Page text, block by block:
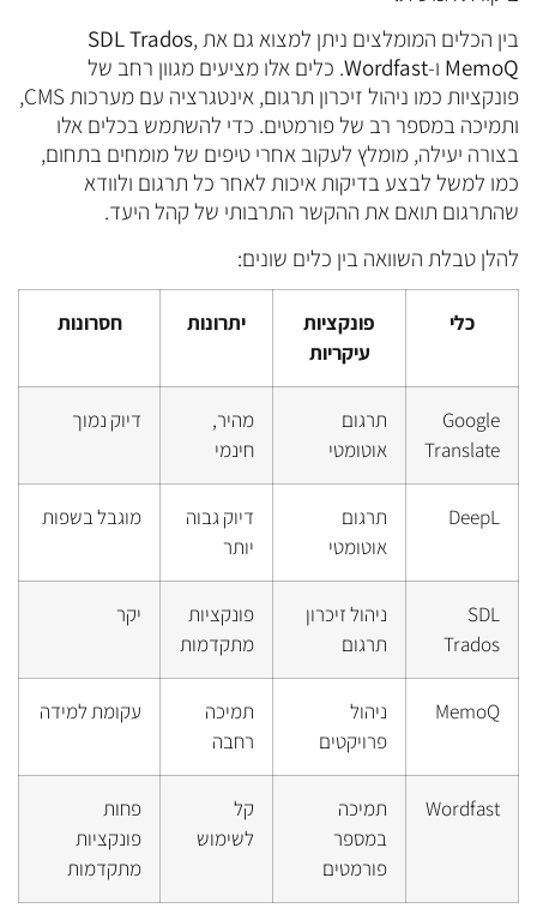
בין הכלים המומלצים ניתן למצוא גם את SDL Trados,
MemoQ ו-Wordfast. כלים אלו מציעים מגוון רחב של
פונקציות כמו ניהול זיכרון תרגום, אינטגרציה עם מערכות CMS,
ותמיכה במספר רב של פורמטים. כדי להשתמש בכלים אלו
בצורה יעילה, מומלץ לעקוב אחרי טיפים של מומחים בתחום,
כמו למשל לבצע בדיקות איכות לאחר כל תרגום ולוודא
שהתרגום תואם את ההקשר התרבותי של קהל היעד.
להלן טבלת השוואה בין כלים שונים:
כלי
פונקציות
עיקריות
יתרונות חסרונות
Google
Translate
תרגום
אוטומטי
מהיר,
חינמי
דיוק נמוך
DeepL
תרגום
אוטומטי
דיוק גבוה
יותר
מוגבל בשפות
SDL
Trados
ניהול זיכרון
תרגום
פונקציות
מתקדמות
יקר
MemoQ
ניהול
פרויקטים
תמיכה
רחבה
עקומת למידה
Wordfast
תמיכה
במספר
פורמטים
קל
לשימוש
פחות
פונקציות
מתקדמות